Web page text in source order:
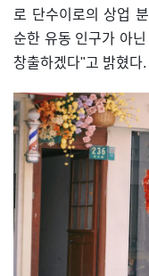
로 단수이로의 상업
순한 유동 인구가 아
창출하겠다"고 밝혔다.